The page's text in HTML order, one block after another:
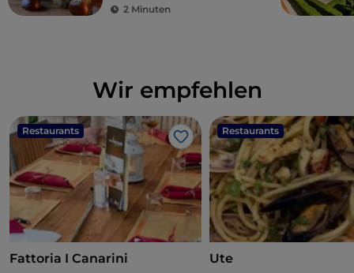
2 Minuten
Wir empfehlen
Restaurants
Like
Fattoria I Canarini
Restaurants
Ute